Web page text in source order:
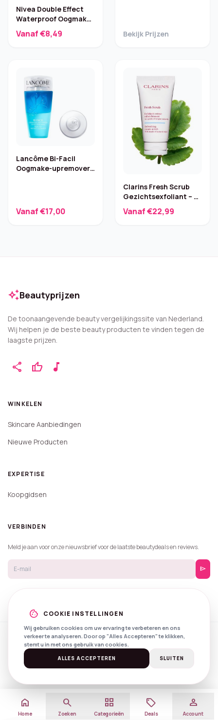
home
Home
search
Zoeken
grid_view
Categorieën
local_offer
Deals
person
Account
Nivea Double Effect
Waterproof Oogmake-
up remover – 125 ml
Vanaf €8,49 Bekijk Prijzen
Lancôme Bi-Facil
Oogmake-upremover
Vanaf €17,00
Clarins Fresh Scrub
Gezichtsexfoliant – 50
Vanaf €22,99
auto_awesomeBeautyprijzen
De toonaangevende beauty vergelijkingssite van Nederland.
Wij helpen je de beste beauty producten te vinden tegen de
laagste prijzen.
share thumb_up music_note
WINKELEN
Skincare Aanbiedingen
Nieuwe Producten
EXPERTISE
Koopgidsen
VERBINDEN
Meld je aan voor onze nieuwsbrief voor de laatste beautydeals en reviews.
send
© 2026 Beautyprijzen.
Created with
byNXS Digital
SpotlightsPrivacyVoorwaarden
cookie COOKIE INSTELLINGEN
Wij gebruiken cookies om uw ervaring te verbeteren en ons
verkeer te analyseren. Door op "Alles Accepteren" te klikken,
stemt u in met ons gebruik van cookies.
ALLES ACCEPTEREN SLUITEN